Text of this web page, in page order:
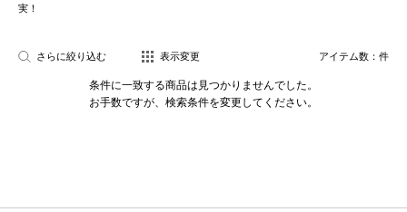
実！
さらに絞り込む 表示変更 アイテム数： 件
条件に一致する商品は見つかりませんでした。
お手数ですが、検索条件を変更してください。